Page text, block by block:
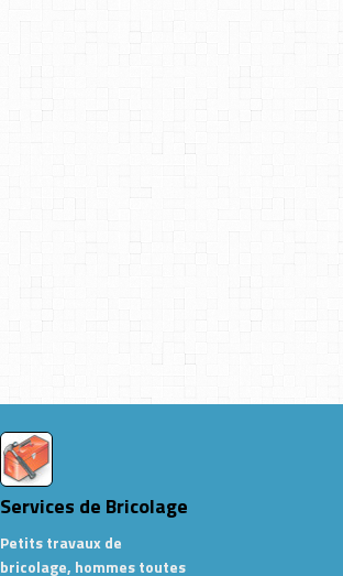
Services de Bricolage
Petits travaux de
bricolage, hommes toutes